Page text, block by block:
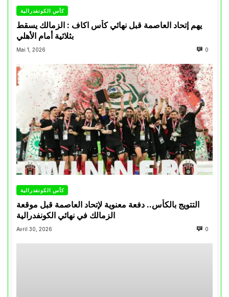
كأس الكونفدرالية
يهم إتحاد العاصمة قبل نهائي كأس اكاف : الزمالك يسقط
Mai 1, 2026 0
كأس الكونفدرالية
التتويج بالكأس.. دفعة معنوية لإتحاد العاصمة قبل موقعة
الزمالك في نهائي الكونفدرالية
Avril 30, 2026 0